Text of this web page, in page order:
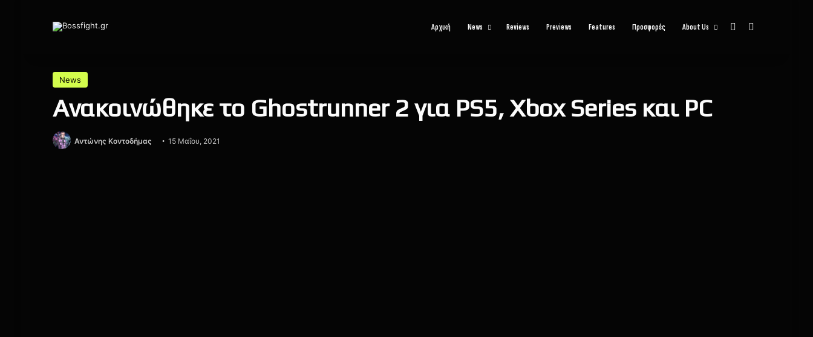
Αρχική News Reviews Previews Features Προσφορές About Us Sidebar
News
Ανακοινώθηκε το Ghostrunner 2 για PS5, Xbox Series και PC
Αντώνης Κοντοδήμας 15 Μαΐου, 2021